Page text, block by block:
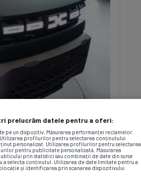
prelucrăm datele pentru a oferi:
pe un dispozitiv. Măsurarea performanței reclamelor.
profilurilor pentru selectarea conținutului
personalizat. Utilizarea profilurilor pentru selectarea
pentru publicitate personalizată. Măsurarea
prin statistici sau combinații de date din surse
selecta conținutul. Utilizarea de date limitate pentru a
și identificarea prin scanarea dispozitivului.